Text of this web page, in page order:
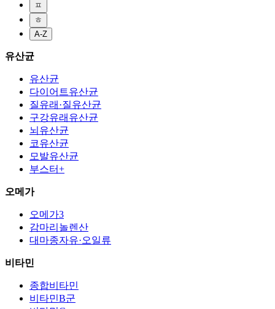
ㅍ
ㅎ
A-Z
유산균
유산균
다이어트유산균
질유래·질유산균
구강유래유산균
뇌유산균
코유산균
모발유산균
부스터+
오메가
오메가3
감마리놀렌산
대마종자유·오일류
비타민
종합비타민
비타민B군